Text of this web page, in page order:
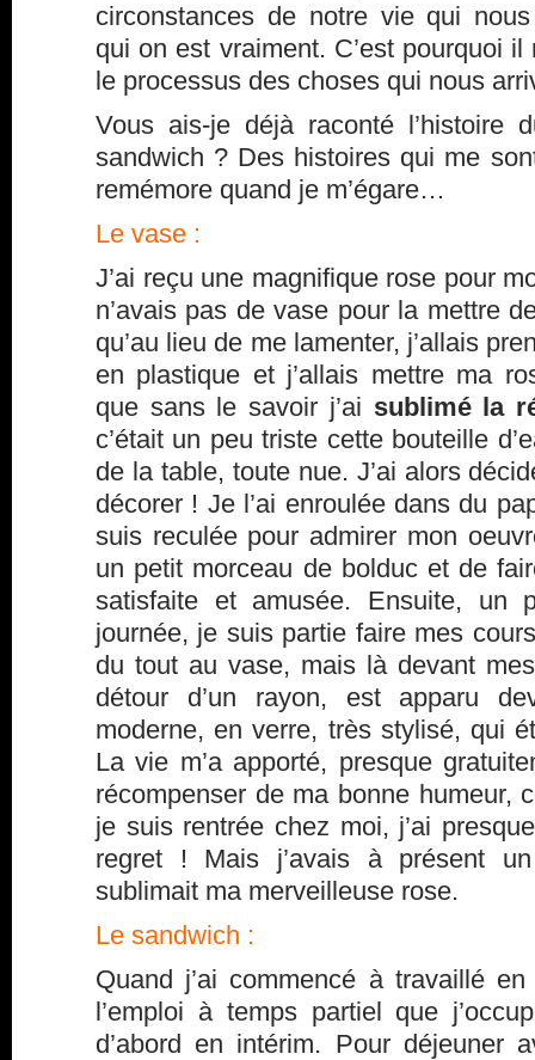
circonstances de notre vie qui nous
qui on est vraiment. C’est pourquoi
le processus des choses qui nous
Vous ais-je déjà raconté l’histoire
sandwich ? Des histoires qui me
remémore quand je m’égare…
Le vase :
J’ai reçu une magnifique rose pour
n’avais pas de vase pour la mettre
qu’au lieu de me lamenter, j’allais
en plastique et j’allais mettre ma
que sans le savoir j’ai sublimé la
c’était un peu triste cette bouteille
de la table, toute nue. J’ai alors
décorer ! Je l’ai enroulée dans du
suis reculée pour admirer mon
un petit morceau de bolduc et de
satisfaite et amusée. Ensuite, un
journée, je suis partie faire mes
du tout au vase, mais là devant
détour d’un rayon, est apparu
moderne, en verre, très stylisé, qui
La vie m’a apporté, presque
récompenser de ma bonne humeur,
je suis rentrée chez moi, j’ai
regret ! Mais j’avais à présent
sublimait ma merveilleuse rose.
Le sandwich :
Quand j’ai commencé à travaillé
l’emploi à temps partiel que
d’abord en intérim. Pour déjeuner